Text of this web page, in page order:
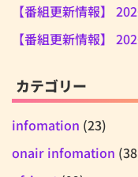
【番組更新情報】
【番組更新情報】
カテゴリー
infomation (23)
onair infomation